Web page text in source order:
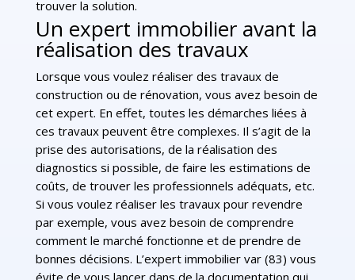
trouver la solution.
Un expert immobilier avant la
réalisation des travaux
Lorsque vous voulez réaliser des travaux de
construction ou de rénovation, vous avez besoin de
cet expert. En effet, toutes les démarches liées à
ces travaux peuvent être complexes. Il s’agit de la
prise des autorisations, de la réalisation des
diagnostics si possible, de faire les estimations de
coûts, de trouver les professionnels adéquats, etc.
Si vous voulez réaliser les travaux pour revendre
par exemple, vous avez besoin de comprendre
comment le marché fonctionne et de prendre de
bonnes décisions. L’expert immobilier var (83) vous